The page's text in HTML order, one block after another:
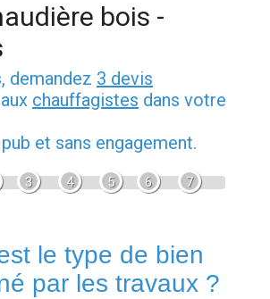
bois -
demandez 3 devis
aux chauffagistes dans votre
et sans engagement.
3 4 5 6 7
le type de bien
par les travaux ?